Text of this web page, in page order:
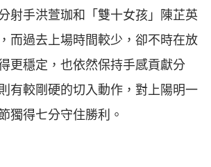
射手洪萱珈和「雙十女孩」陳芷英
而過去上場時間較少，卻不時在放
更穩定，也依然保持手感貢獻分
有較剛硬的切入動作，對上陽明一
獨得七分守住勝利。